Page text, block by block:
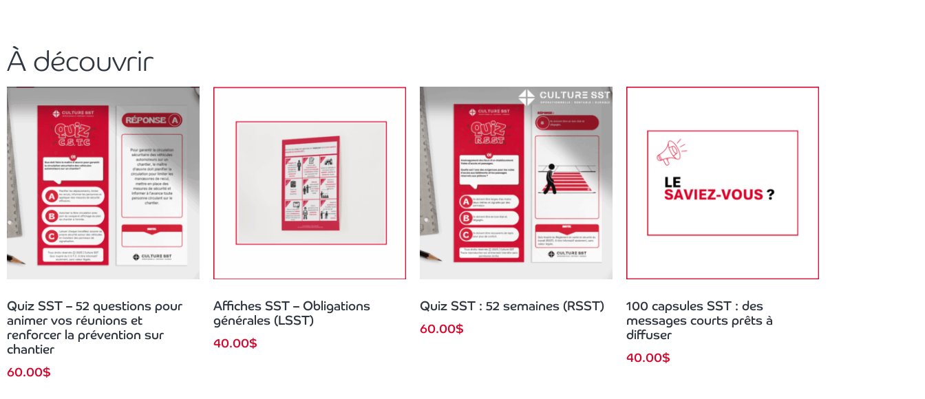
À découvrir
Quiz SST – 52 questions pour
animer vos réunions et
renforcer la prévention sur
chantier
60.00$
Affiches SST – Obligations
générales (LSST)
40.00$
Quiz SST : 52 semaines (RSST)
60.00$
100 capsules SST : des
messages courts prêts à
diffuser
40.00$